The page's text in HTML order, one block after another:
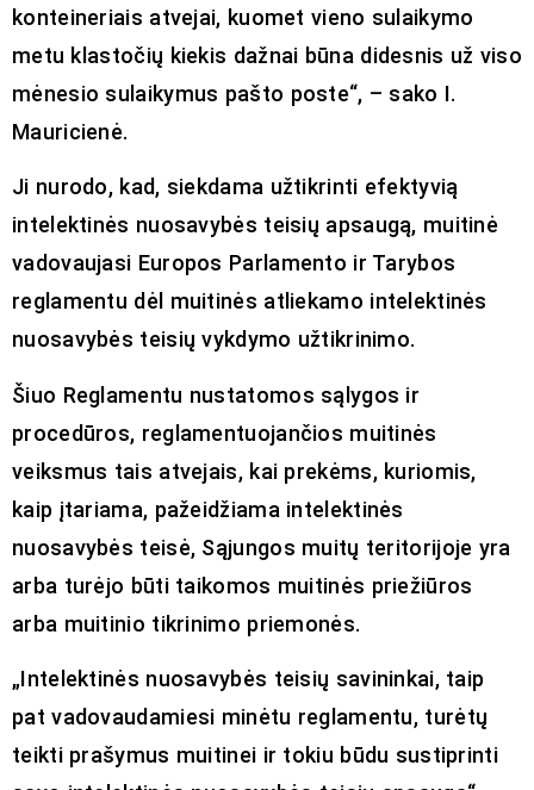
konteineriais atvejai, kuomet vieno sulaikymo
metu klastočių kiekis dažnai būna didesnis už viso
mėnesio sulaikymus pašto poste“, – sako I.
Mauricienė.
Ji nurodo, kad, siekdama užtikrinti efektyvią
intelektinės nuosavybės teisių apsaugą, muitinė
vadovaujasi Europos Parlamento ir Tarybos
reglamentu dėl muitinės atliekamo intelektinės
nuosavybės teisių vykdymo užtikrinimo.
Šiuo Reglamentu nustatomos sąlygos ir
procedūros, reglamentuojančios muitinės
veiksmus tais atvejais, kai prekėms, kuriomis,
kaip įtariama, pažeidžiama intelektinės
nuosavybės teisė, Sąjungos muitų teritorijoje yra
arba turėjo būti taikomos muitinės priežiūros
arba muitinio tikrinimo priemonės.
„Intelektinės nuosavybės teisių savininkai, taip
pat vadovaudamiesi minėtu reglamentu, turėtų
teikti prašymus muitinei ir tokiu būdu sustiprinti